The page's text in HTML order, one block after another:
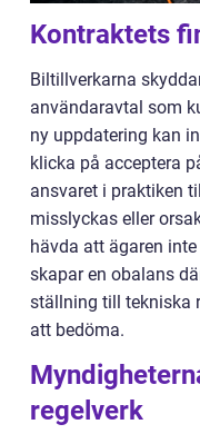
Kontraktets
Biltillverkarna
användaravtal som
ny uppdatering kan
klicka på acceptera
ansvaret i praktiken
misslyckas eller
hävda att ägaren
skapar en obalans
ställning till tekniska
att bedöma.
regelverk